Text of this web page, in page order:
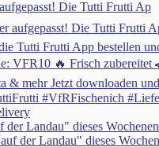
Die Tutti Frutti Ap
Landau" dieses Wochenen